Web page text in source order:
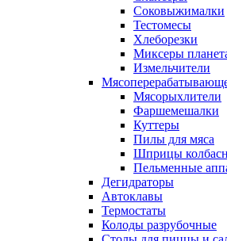
Соковыжималки
Тестомесы
Хлеборезки
Миксеры
Измельчители
Мясорыхлители
Фаршемешалки
Куттеры
Пилы для мяса
Шприцы
Пельменные
Дегидраторы
Автоклавы
Термостаты
Колоды разрубочные